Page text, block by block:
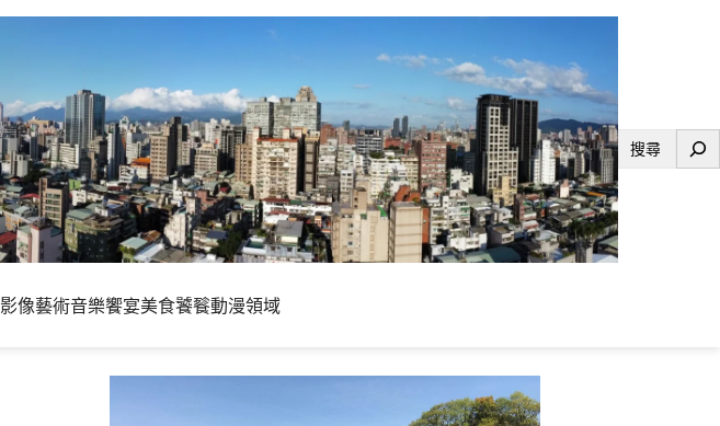
搜
影像藝術音樂饗宴美食饕餮動漫領域